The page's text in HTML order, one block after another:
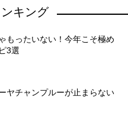
キング
もったいない！今年こそ極め
3選
ヤチャンプルーが止まらない